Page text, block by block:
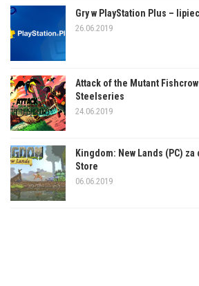
Gry w PlayStation Plus –
26.06.2019
Attack of the Mutant
Steelseries
24.06.2019
Kingdom: New Lands (PC) za
Store
06.06.2019